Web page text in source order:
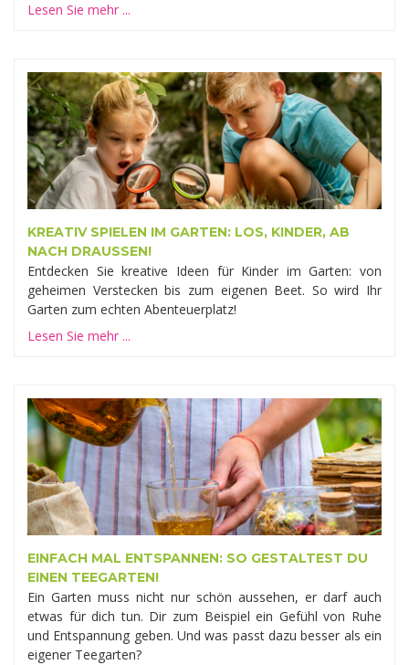
Lesen Sie mehr ...
KREATIV SPIELEN IM GARTEN: LOS, KINDER, AB
NACH DRAUSSEN!
Entdecken Sie kreative Ideen für Kinder im Garten: von
geheimen Verstecken bis zum eigenen Beet. So wird Ihr
Garten zum echten Abenteuerplatz!
Lesen Sie mehr ...
EINFACH MAL ENTSPANNEN: SO GESTALTEST DU
EINEN TEEGARTEN!
Ein Garten muss nicht nur schön aussehen, er darf auch
etwas für dich tun. Dir zum Beispiel ein Gefühl von Ruhe
und Entspannung geben. Und was passt dazu besser als ein
eigener Teegarten?